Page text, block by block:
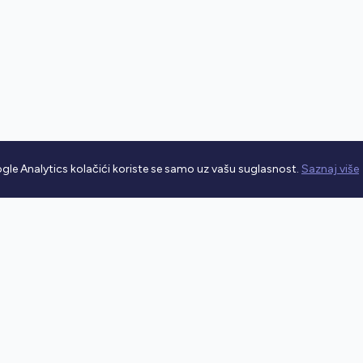
Analytics kolačići koriste se samo uz vašu suglasnost. Saznaj više